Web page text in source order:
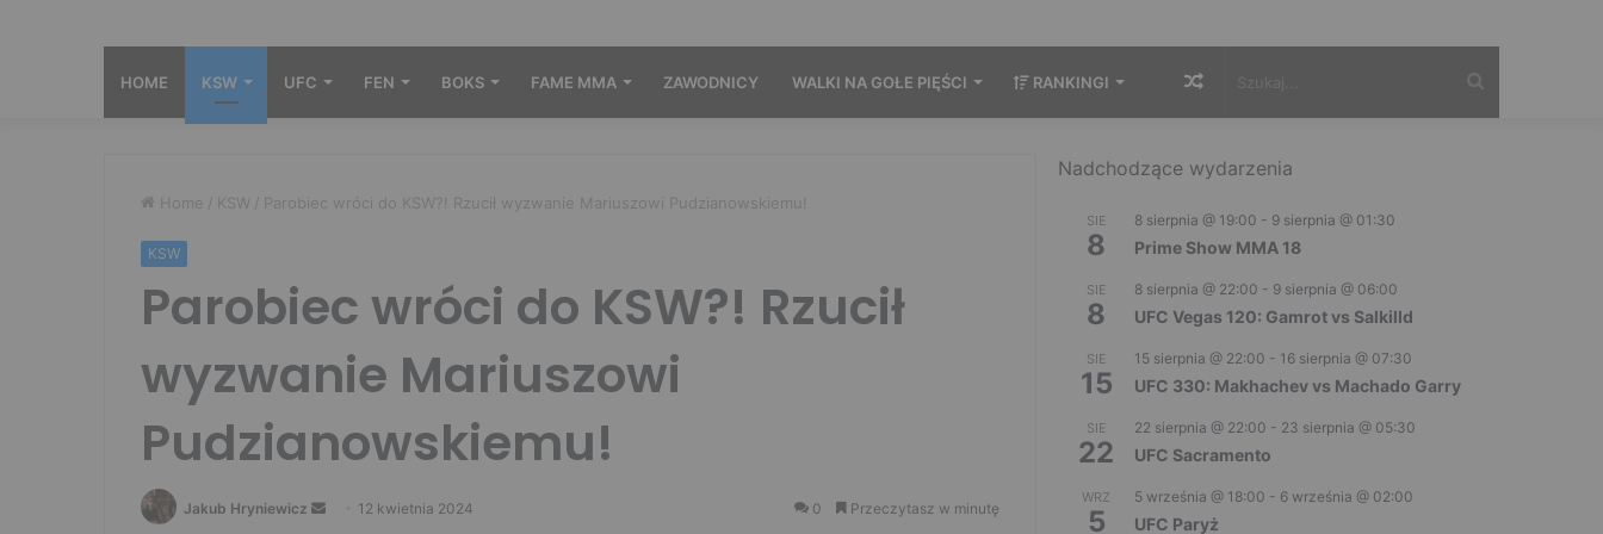
HOME KSW UFC FEN BOKS FAME MMA ZAWODNICY WALKI NA GOŁE PIĘŚCI RANKINGI Losowy
Home / KSW / Parobiec wróci do KSW?! Rzucił wyzwanie Mariuszowi Pudzianowskiemu!
KSW
Parobiec wróci do KSW?! Rzucił
wyzwanie Mariuszowi
Pudzianowskiemu!
Jakub Hryniewicz
Send 12 kwietnia 2024 0 Przeczytasz w minutę
Nadchodzące wydarzenia
SIE
8
8 sierpnia @ 19:00 - 9 sierpnia @ 01:30
Prime Show MMA 18
SIE
8
8 sierpnia @ 22:00 - 9 sierpnia @ 06:00
UFC Vegas 120: Gamrot vs Salkilld
SIE
15
15 sierpnia @ 22:00 - 16 sierpnia @ 07:30
UFC 330: Makhachev vs Machado Garry
SIE
22
22 sierpnia @ 22:00 - 23 sierpnia @ 05:30
UFC Sacramento
WRZ
5
5 września @ 18:00 - 6 września @ 02:00
UFC Paryż